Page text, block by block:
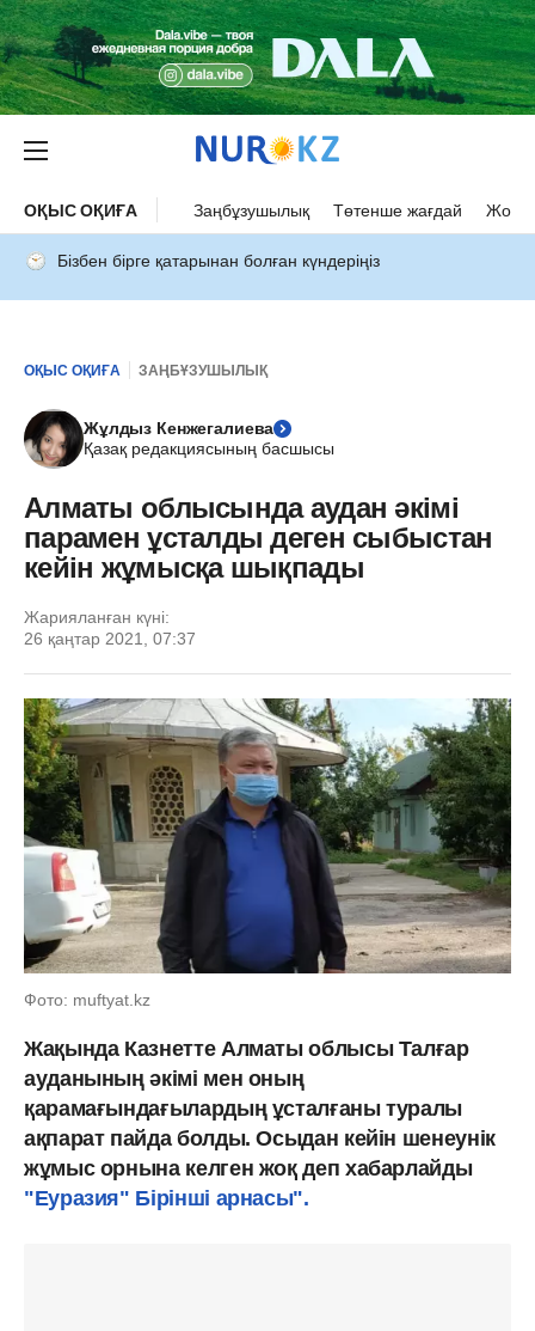
ОҚЫС ОҚИҒА Заңбұзушылық Төтенше жағдай Жол
Бізбен бірге қатарынан болған күндеріңіз
ОҚЫС ОҚИҒА ЗАҢБҰЗУШЫЛЫҚ
Жұлдыз Кенжегалиева
Қазақ редакциясының басшысы
Алматы облысында аудан әкімі
парамен ұсталды деген сыбыстан
кейін жұмысқа шықпады
Жарияланған күні:
26 қаңтар 2021, 07:37
Фото: muftyat.kz
Жақында Казнетте Алматы облысы Талғар
ауданының әкімі мен оның
қарамағындағылардың ұсталғаны туралы
ақпарат пайда болды. Осыдан кейін шенеунік
жұмыс орнына келген жоқ деп хабарлайды
"Еуразия" Бірінші арнасы".